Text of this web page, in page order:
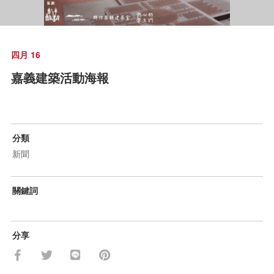
四月 16
嘉義建築活動海報
分類
新聞
關鍵詞
分享